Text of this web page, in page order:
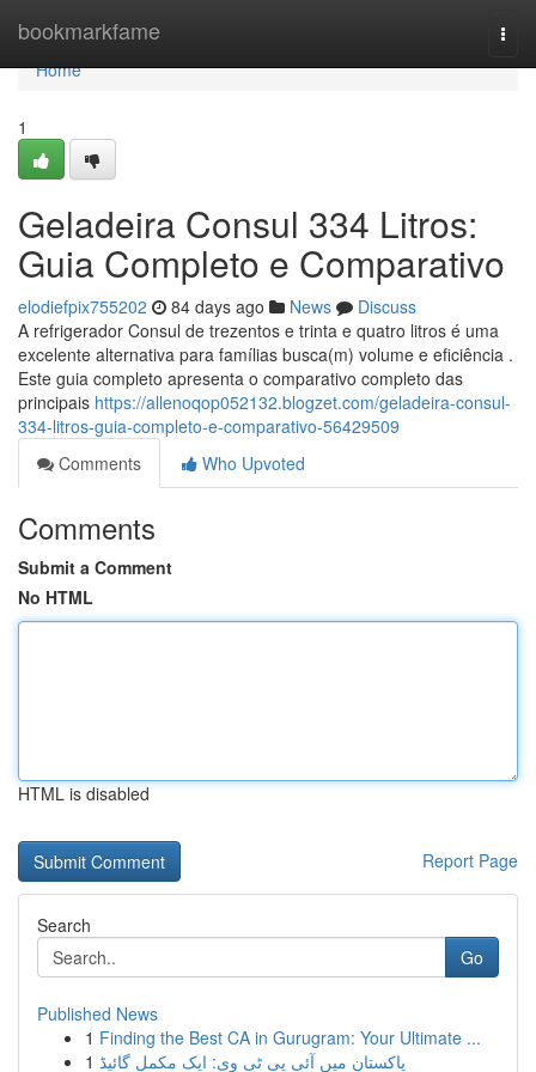
bookmarkfame
Home
Home
1
Geladeira Consul 334 Litros:
Guia Completo e Comparativo
elodiefpix755202 84 days ago News
Discuss
A refrigerador Consul de trezentos e trinta e quatro litros é uma
excelente alternativa para famílias busca(m) volume e eficiência .
Este guia completo apresenta o comparativo completo das
principais https://allenoqop052132.blogzet.com/geladeira-consul-
334-litros-guia-completo-e-comparativo-56429509
Comments
Who Upvoted
Comments
Submit a Comment
No HTML
HTML is disabled
Report Page
Search
Go
Published News
1 Finding the Best CA in Gurugram: Your Ultimate ...
1 پاکستان میں آئی پی ٹی وی: ایک مکمل گائیڈ